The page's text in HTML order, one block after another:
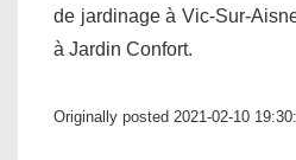
de jardinage à Vic-Sur-
à Jardin Confort.
Originally posted 2021-02-10